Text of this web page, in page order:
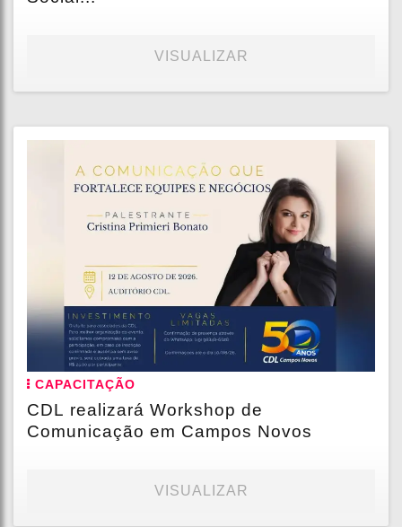
VISUALIZAR
CAPACITAÇÃO
CDL realizará Workshop de
Comunicação em Campos Novos
VISUALIZAR